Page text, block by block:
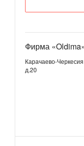
Фирма
Карачаево-
д.20